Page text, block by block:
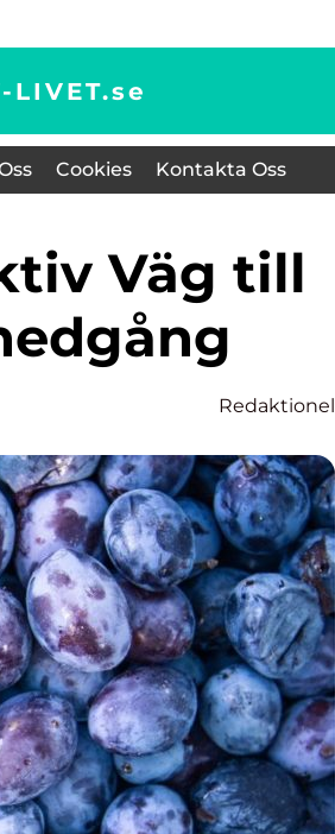
LIVET.se
Cookies Kontakta Oss
Redaktionel